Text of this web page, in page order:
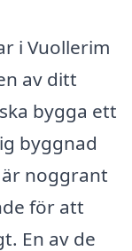
i Vuollerim
av ditt
bygga ett
byggnad
noggrant
för att
En av de